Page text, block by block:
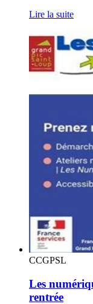
Lire la suite
numériques
du
Pic
-
CCGPSL
Les
rentrée